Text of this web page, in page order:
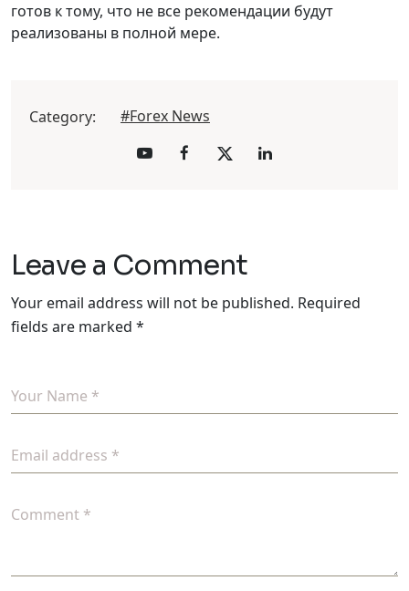
готов к тому, что не все рекомендации будут
реализованы в полной мере.
Category: #Forex News
Leave a Comment
Your email address will not be published. Required
fields are marked *
Your Name *
Email address *
Comment *